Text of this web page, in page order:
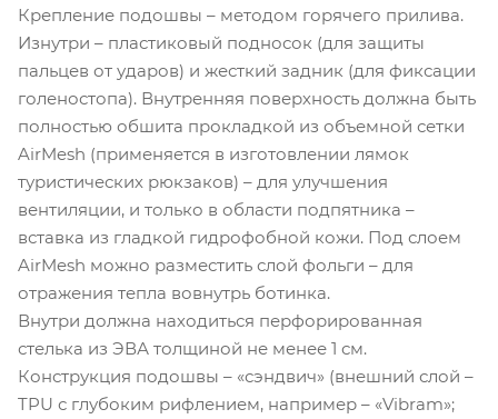
Крепление подошвы – методом горячего прилива.
Изнутри – пластиковый подносок (для защиты
пальцев от ударов) и жесткий задник (для фиксации
голеностопа). Внутренняя поверхность должна быть
полностью обшита прокладкой из объемной сетки
AirMesh (применяется в изготовлении лямок
туристических рюкзаков) – для улучшения
вентиляции, и только в области подпятника –
вставка из гладкой гидрофобной кожи. Под слоем
AirMesh можно разместить слой фольги – для
отражения тепла вовнутрь ботинка.
Внутри должна находиться перфорированная
стелька из ЭВА толщиной не менее 1 см.
Конструкция подошвы – «сэндвич» (внешний слой –
TPU с глубоким рифлением, например – «Vibram»;